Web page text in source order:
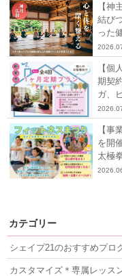
【神
結び
った
【個
期契
ガ、
【事
を開
太極
カテゴリー
シェイプ21のおすすめプロ
カスタマイズ＊専属レッス